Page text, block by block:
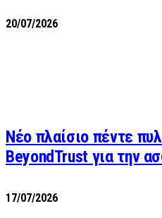
20/07/2026
Νέο πλαίσιο πέντε
BeyondTrust για την
17/07/2026